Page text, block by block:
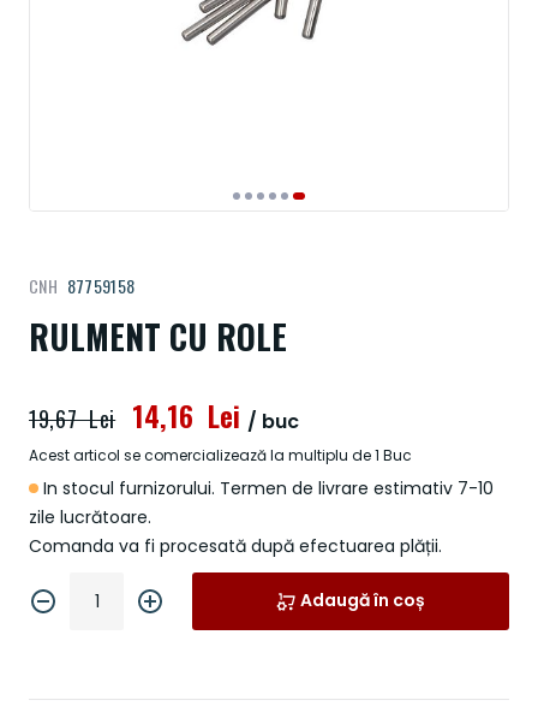
RULMENT CU ROLE
CNH 87759158
In stocul furnizorului. Termen de livrare estimativ 7-10
zile lucrătoare.
Comanda va fi procesată după efectuarea plății.
14,16 Lei
19,67 Lei / buc
Acest articol se comercializează la multiplu de 1 Buc
Adaugă în coș
la
începutul
galeriei
imagini